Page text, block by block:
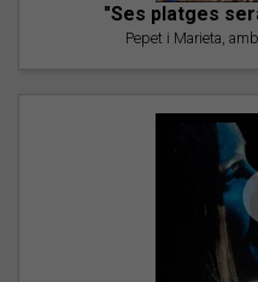
"Ses platges
Pepet i Marieta,